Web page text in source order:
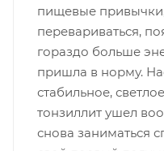
пищевые привычки,
перевариваться,
гораздо больше
пришла в норму.
стабильное,
тонзиллит ушел
снова заниматься